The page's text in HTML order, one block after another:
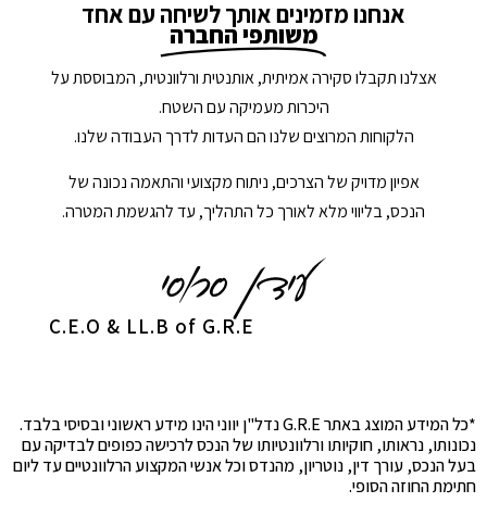
אנחנו מזמינים אותך לשיחה עם אחד
משותפי החברה
אצלנו תקבלו סקירה אמיתית, אותנטית ורלוונטית, המבוססת על
היכרות מעמיקה עם השטח.
הלקוחות המרוצים שלנו הם העדות לדרך העבודה שלנו.
אפיון מדויק של הצרכים, ניתוח מקצועי והתאמה נכונה של
הנכס, בליווי מלא לאורך כל התהליך, עד להגשמת המטרה.
C.E.O & LL.B of G.R.E
*כל המידע המוצג באתר G.R.E נדל"ן יווני הינו מידע ראשוני ובסיסי בלבד.
נכונותו, נראותו, חוקיותו ורלוונטיותו של הנכס לרכישה כפופים לבדיקה עם
בעל הנכס, עורך דין, נוטריון, מהנדס וכל אנשי המקצוע הרלוונטיים עד ליום
חתימת החוזה הסופי.